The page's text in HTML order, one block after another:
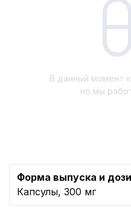
В данный момент
но мы
Форма выпуска и
Капсулы, 300 мг